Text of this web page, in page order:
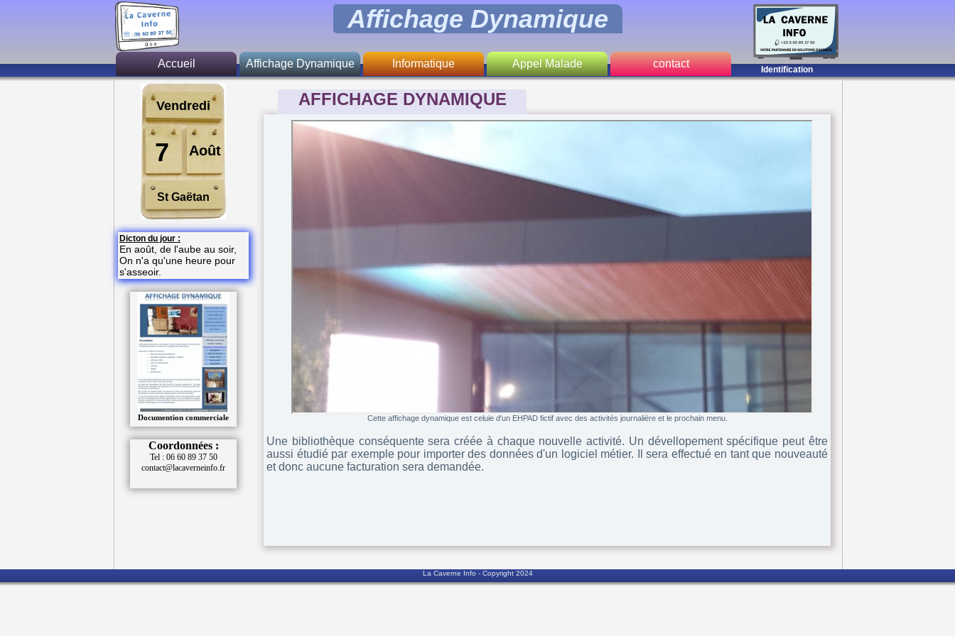
Affichage Dynamique
Accueil Affichage Dynamique
Fonction principale
Informatique
Logiciel libre de droits
Appel Malade contact Identification
Vendredi
7 Août
St Gaëtan
Dicton du jour :
En août, de l'aube au soir,
On n'a qu'une heure pour
s'asseoir.
Documention commerciale
Coordonnées :
Tel : 06 60 89 37 50
contact@lacaverneinfo.fr
AFFICHAGE DYNAMIQUE
Cette affichage dynamique est celuie d'un EHPAD fictif avec des activités journalière et le prochain menu.
Une bibliothèque conséquente sera créée à chaque nouvelle activité. Un dévellopement spécifique peut être
aussi étudié par exemple pour importer des données d'un logiciel métier. Il sera effectué en tant que nouveauté
et donc aucune facturation sera demandée.
La Caverne Info - Copyright 2024